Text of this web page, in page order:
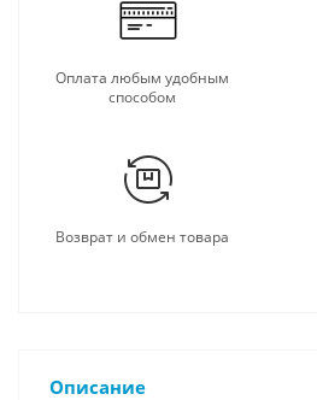
Оплата любым удобным
способом
Возврат и обмен товара
Описание